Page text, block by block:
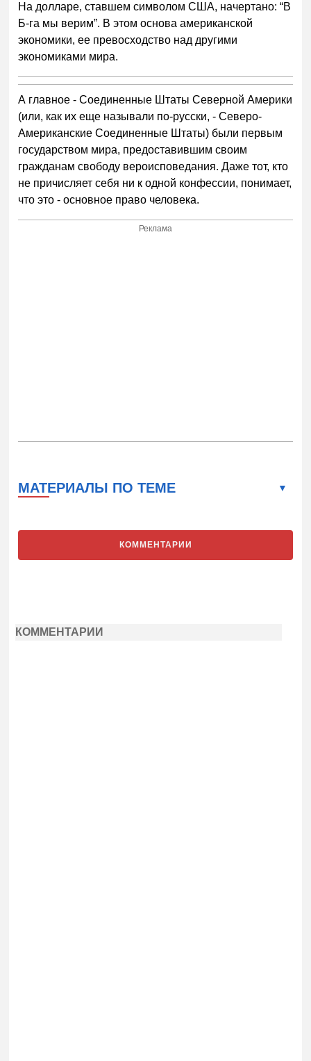
На долларе, ставшем символом США, начертано: “В
Б-га мы верим”. В этом основа американской
экономики, ее превосходство над другими
экономиками мира.
А главное - Соединенные Штаты Северной Америки
(или, как их еще называли по-русски, - Северо-
Американские Соединенные Штаты) были первым
государством мира, предоставившим своим
гражданам свободу вероисповедания. Даже тот, кто
не причисляет себя ни к одной конфессии, понимает,
что это - основное право человека.
Реклама
МАТЕРИАЛЫ ПО ТЕМЕ
КОММЕНТАРИИ
КОММЕНТАРИИ